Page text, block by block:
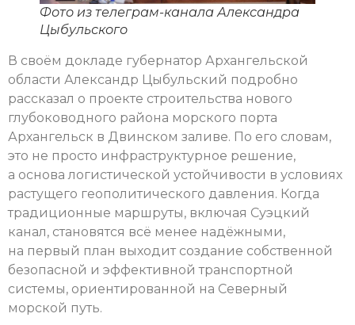
Фото из телеграм-канала Александра
Цыбульского
В своём докладе губернатор Архангельской
области Александр Цыбульский подробно
рассказал о проекте строительства нового
глубоководного района морского порта
Архангельск в Двинском заливе. По его словам,
это не просто инфраструктурное решение,
а основа логистической устойчивости в условиях
растущего геополитического давления. Когда
традиционные маршруты, включая Суэцкий
канал, становятся всё менее надёжными,
на первый план выходит создание собственной
безопасной и эффективной транспортной
системы, ориентированной на Северный
морской путь.